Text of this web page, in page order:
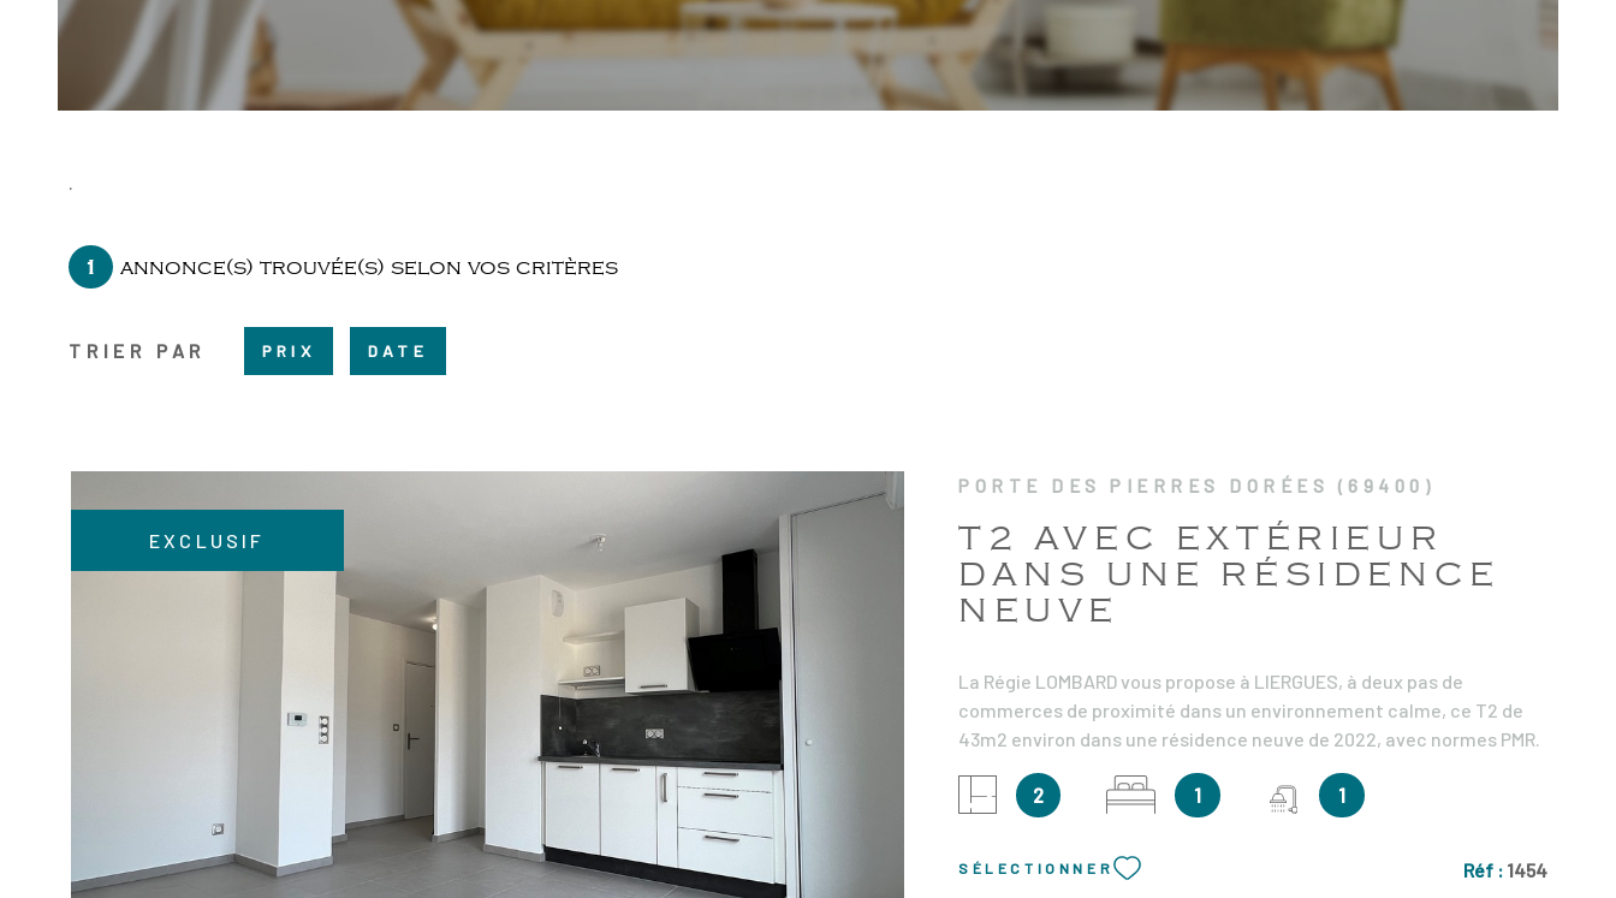
SYNDIC
.
1 annonce(s) trouvée(s) selon vos critères
TRIER PAR PRIX DATE
PORTE DES PIERRES DORÉES (69400)
T2 AVEC EXTÉRIEUR
DANS UNE RÉSIDENCE
NEUVE
La Régie LOMBARD vous propose à LIERGUES, à deux pas de
commerces de proximité dans un environnement calme, ce T2 de
43m2 environ dans une résidence neuve de 2022, avec normes PMR.
de vie avec cuisine aménagée et partiellement équipée donnant sur
une terrasse couverte, une salle d'eau avec wc, une grande
chambre avec placard. Vous beneficiez également d'une place de
parking et d'un garage en exterieur. Chauffage individuel au gaz
2 1 1
SÉLECTIONNER Réf : 1454
EXCLUSIF
VOIR LE BIEN